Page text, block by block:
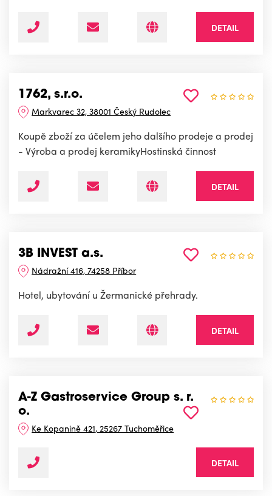
DETAIL
1762, s.r.o.
Markvarec 32, 38001 Český Rudolec
Koupě zboží za účelem jeho dalšího prodeje a prodej
- Výroba a prodej keramikyHostinská činnost
DETAIL
3B INVEST a.s.
Nádražní 416, 74258 Příbor
Hotel, ubytování u Žermanické přehrady.
DETAIL
A-Z Gastroservice Group s. r.
o.
Ke Kopanině 421, 25267 Tuchoměřice
DETAIL